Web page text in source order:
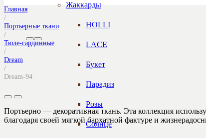
Жаккарды
HOLLI
LACE
Букет
Парадиз
Розы
Солнце
Главная
/
Портьерные ткани
/
Тюле-гардинные
/
Dream
/
Dream-94
Портьерно — декоративная ткань. Эта коллекция
благодаря своей мягкой бархатной фактуре и